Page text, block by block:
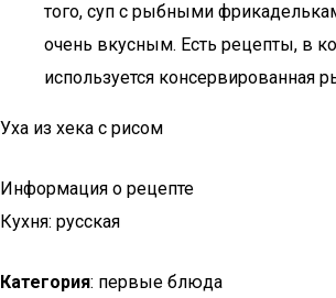
того, суп с рыбными
очень вкусным. Есть рецепты, в
используется консервированная
Уха из хека с рисом
Информация о рецепте
Кухня: русская
Категория: первые блюда